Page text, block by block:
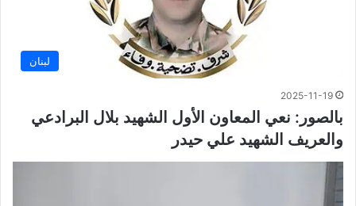
لبنان
2025-11-19
بالصور: نعي المعاون الأول الشهيد بلال البرادعي
والعريف الشهيد علي حيدر